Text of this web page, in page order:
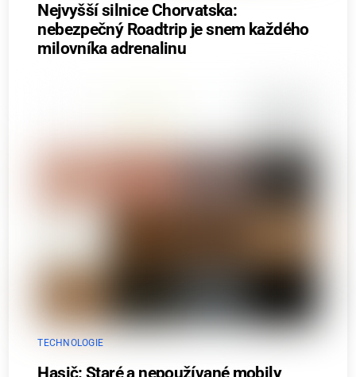
Nejvyšší silnice Chorvatska:
nebezpečný Roadtrip je snem každého
milovníka adrenalinu
TECHNOLOGIE
Hasič: Staré a nepoužívané mobily